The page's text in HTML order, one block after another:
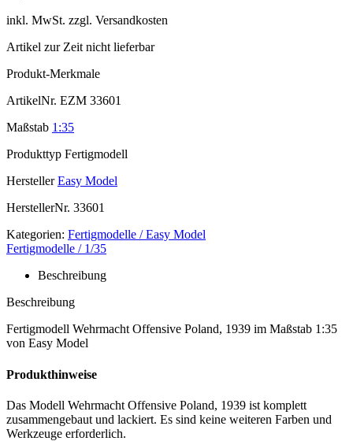
inkl. MwSt. zzgl. Versandkosten
Artikel zur Zeit nicht lieferbar
Produkt-Merkmale
ArtikelNr. EZM 33601
Maßstab 1:35
Produkttyp Fertigmodell
Hersteller Easy Model
HerstellerNr. 33601
Kategorien: Fertigmodelle / Easy Model
Fertigmodelle / 1/35
Beschreibung
Beschreibung
Fertigmodell Wehrmacht Offensive Poland, 1939 im Maßstab 1:35
von Easy Model
Produkthinweise
Das Modell Wehrmacht Offensive Poland, 1939 ist komplett
zusammengebaut und lackiert. Es sind keine weiteren Farben und
Werkzeuge erforderlich.